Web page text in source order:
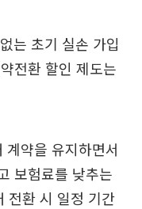
는 초기 실손 가입
전환 할인 제도는
계약을 유지하면서
보험료를 낮추는
전환 시 일정 기간